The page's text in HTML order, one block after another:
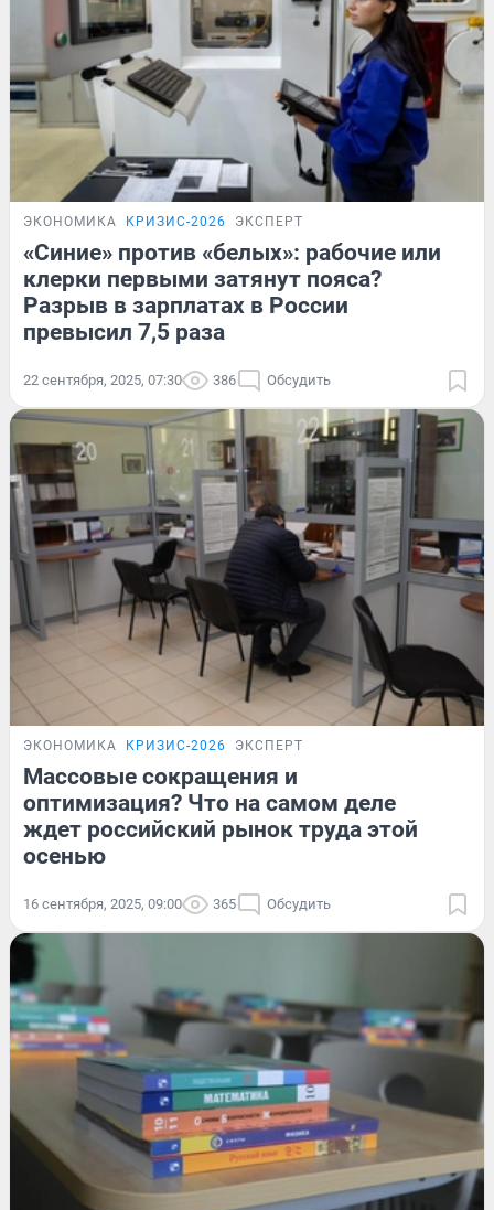
ЭКОНОМИКА КРИЗИС-2026 ЭКСПЕРТ
«Синие» против «белых»: рабочие или
клерки первыми затянут пояса?
Разрыв в зарплатах в России
превысил 7,5 раза
22 сентября, 2025, 07:30 386 Обсудить
ЭКОНОМИКА КРИЗИС-2026 ЭКСПЕРТ
Массовые сокращения и
оптимизация? Что на самом деле
ждет российский рынок труда этой
осенью
16 сентября, 2025, 09:00 365 Обсудить